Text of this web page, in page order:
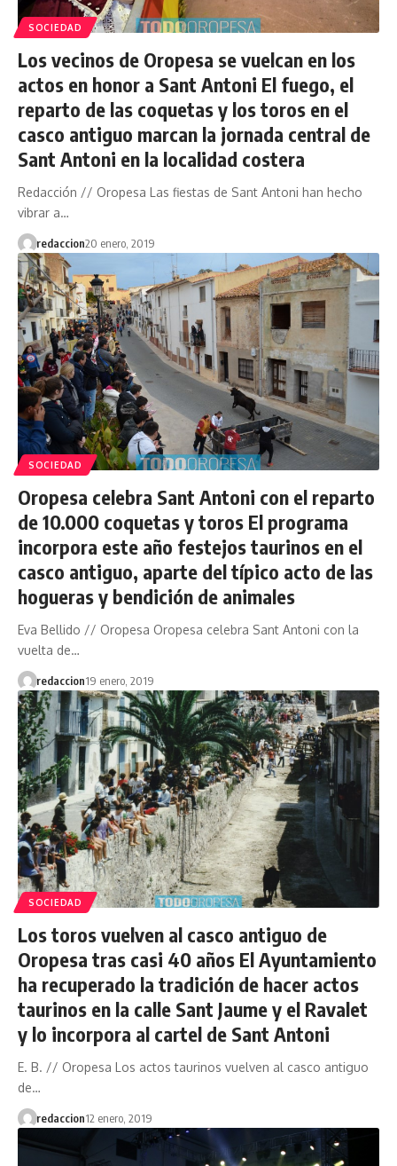
SOCIEDAD
Los vecinos de Oropesa se vuelcan en los
actos en honor a Sant Antoni El fuego, el
reparto de las coquetas y los toros en el
casco antiguo marcan la jornada central de
Sant Antoni en la localidad costera
Redacción // Oropesa Las fiestas de Sant Antoni han hecho
vibrar a…
redaccion20 enero, 2019
SOCIEDAD
Oropesa celebra Sant Antoni con el reparto
de 10.000 coquetas y toros El programa
incorpora este año festejos taurinos en el
casco antiguo, aparte del típico acto de las
hogueras y bendición de animales
Eva Bellido // Oropesa Oropesa celebra Sant Antoni con la
vuelta de…
redaccion19 enero, 2019
SOCIEDAD
Los toros vuelven al casco antiguo de
Oropesa tras casi 40 años El Ayuntamiento
ha recuperado la tradición de hacer actos
taurinos en la calle Sant Jaume y el Ravalet
y lo incorpora al cartel de Sant Antoni
E. B. // Oropesa Los actos taurinos vuelven al casco antiguo
de…
redaccion12 enero, 2019